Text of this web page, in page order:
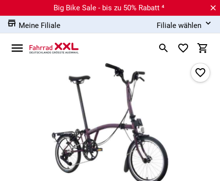
Big Bike Sale - bis zu 50% Rabatt ⁴
Meine Filiale
Filiale wählen